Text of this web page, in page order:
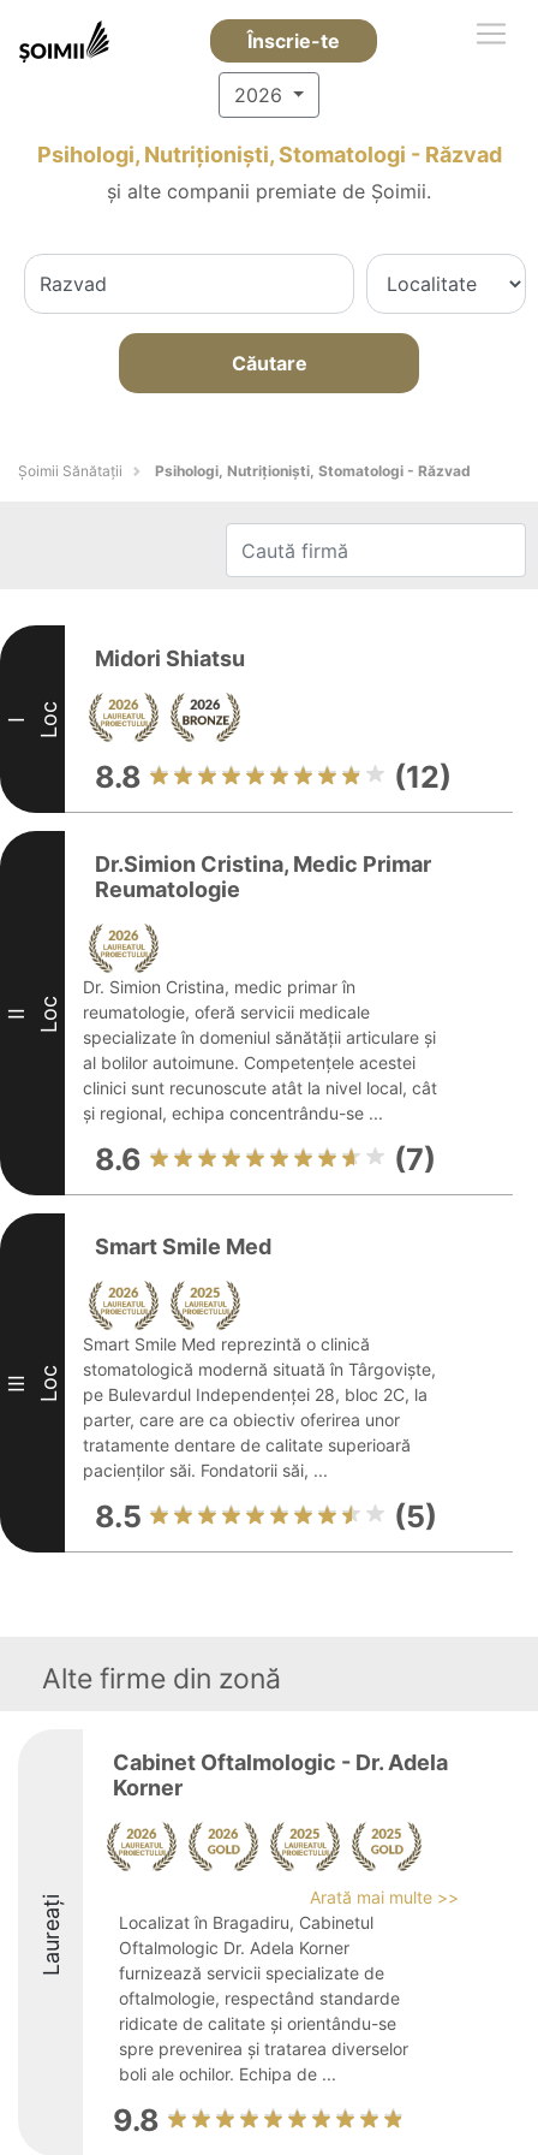
Înscrie-te
2026
Psihologi, Nutriționiști, Stomatologi - Răzvad
și alte companii premiate de Șoimii.
Căutare
Şoimii Sănătații Psihologi, Nutriționiști, Stomatologi - Răzvad
I Loc
Midori Shiatsu
8.8 (12)
II Loc
Dr.Simion Cristina, Medic Primar
Reumatologie
Dr. Simion Cristina, medic primar în
reumatologie, oferă servicii medicale
specializate în domeniul sănătății articulare și
al bolilor autoimune. Competențele acestei
clinici sunt recunoscute atât la nivel local, cât
și regional, echipa concentrându-se ...
8.6 (7)
III Loc
Smart Smile Med
Smart Smile Med reprezintă o clinică
stomatologică modernă situată în Târgoviște,
pe Bulevardul Independenței 28, bloc 2C, la
parter, care are ca obiectiv oferirea unor
tratamente dentare de calitate superioară
pacienților săi. Fondatorii săi, ...
8.5 (5)
Alte firme din zonă
Laureați
Cabinet Oftalmologic - Dr. Adela
Korner
Arată mai multe >>
Localizat în Bragadiru, Cabinetul
Oftalmologic Dr. Adela Korner
furnizează servicii specializate de
oftalmologie, respectând standarde
ridicate de calitate și orientându-se
spre prevenirea și tratarea diverselor
boli ale ochilor. Echipa de ...
9.8